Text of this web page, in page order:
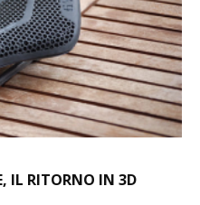
IL RITORNO IN 3D